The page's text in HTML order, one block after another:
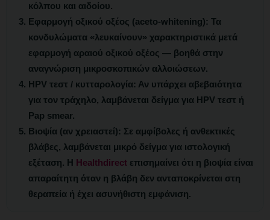
κόλπου και αιδοίου.
Εφαρμογή οξικού οξέος (aceto-whitening): Τα
κονδυλώματα «λευκαίνουν» χαρακτηριστικά μετά
εφαρμογή αραιού οξικού οξέος — βοηθά στην
αναγνώριση μικροσκοπικών αλλοιώσεων.
HPV τεστ / κυτταρολογία: Αν υπάρχει αβεβαιότητα
για τον τράχηλο, λαμβάνεται δείγμα για HPV τεστ ή
Pap smear.
Βιοψία (αν χρειαστεί): Σε αμφίβολες ή ανθεκτικές
βλάβες, λαμβάνεται μικρό δείγμα για ιστολογική
εξέταση. Η Healthdirect επισημαίνει ότι η βιοψία είναι
απαραίτητη όταν η βλάβη δεν ανταποκρίνεται στη
θεραπεία ή έχει ασυνήθιστη εμφάνιση.